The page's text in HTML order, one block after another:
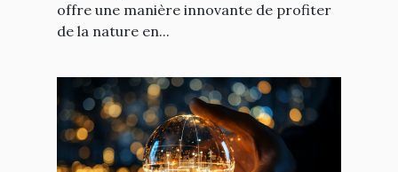
offre une manière innovante de profiter
de la nature en...